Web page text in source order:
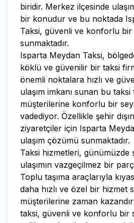
biridir. Merkez ilçesinde
bir konudur ve bu noktada
Taksi, güvenli ve konforlu bir
sunmaktadır.
Isparta Meydan Taksi,
köklü ve güvenilir bir taksi
önemli noktalara hızlı ve
ulaşım imkanı sunan bu taksi
müşterilerine konforlu bir
vadediyor. Özellikle şehir
ziyaretçiler için Isparta
ulaşım çözümü sunmaktadır.
Taksi hizmetleri, günümüzde
ulaşımın vazgeçilmez bir
Toplu taşıma araçlarıyla
daha hızlı ve özel bir hizmet
müşterilerine zaman
taksi, güvenli ve konforlu bir